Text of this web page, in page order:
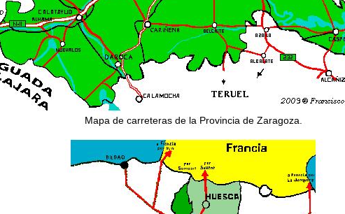
Mapa de carreteras de la Provincia de Zaragoza.